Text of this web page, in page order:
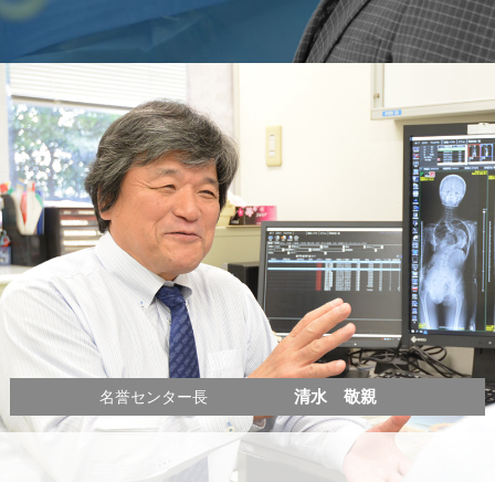
名誉センター長 清水 敬親